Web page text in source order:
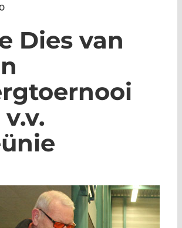
Dies van